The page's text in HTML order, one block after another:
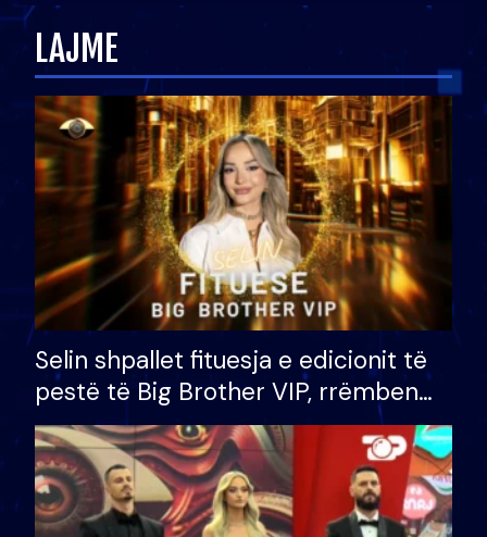
LAJME
Selin shpallet fituesja e edicionit të
pestë të Big Brother VIP, rrëmben
çmimin e madh prej 100 mijë eurosh